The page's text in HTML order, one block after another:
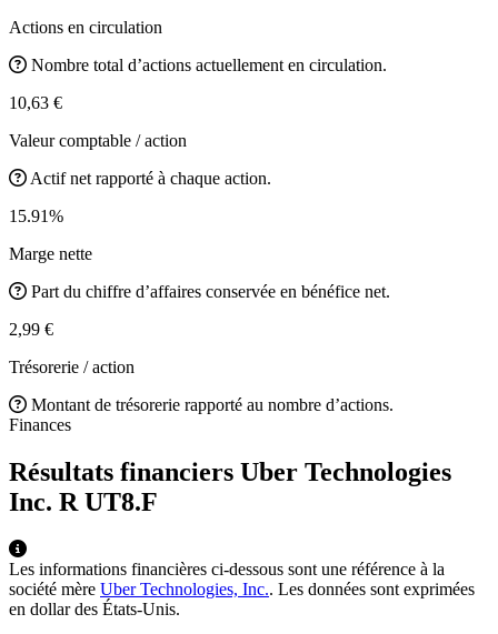
Actions en circulation
Nombre total d’actions actuellement en circulation.
10,63 €
Valeur comptable / action
Actif net rapporté à chaque action.
15.91%
Marge nette
Part du chiffre d’affaires conservée en bénéfice net.
2,99 €
Trésorerie / action
Montant de trésorerie rapporté au nombre d’actions.
Finances
Résultats financiers Uber Technologies
Inc. R UT8.F
Les informations financières ci-dessous sont une référence à la
société mère Uber Technologies, Inc.. Les données sont exprimées
en dollar des États-Unis.